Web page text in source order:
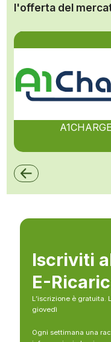
l'offerta del
A1CHARGE
Iscriviti
E-
L’iscrizione è gratuita.
giovedì
Ogni settimana una